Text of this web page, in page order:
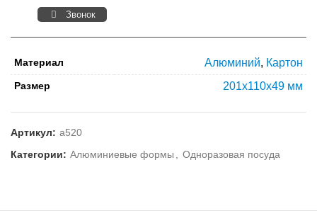
Звонок
Материал Алюминий, Картон
Размер 201х110х49 мм
Артикул: а520
Категории: Алюминиевые формы , Одноразовая посуда